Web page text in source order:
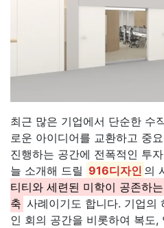
최근 많은 기업에서 단순한 수
로운 아이디어를 교환하고 중
진행하는 공간에 전폭적인 투
늘 소개해 드릴 916디자인 의
티티와 세련된 미학이 공존하
축 사례이기도 합니다. 기업의
인 회의 공간을 비롯하여 복도